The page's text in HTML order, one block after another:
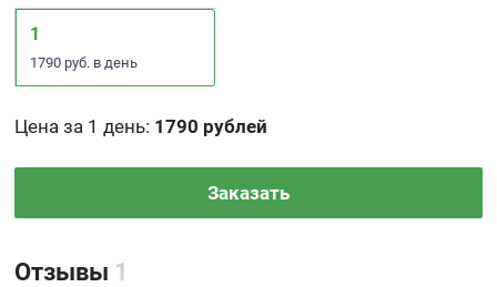
1
1790 руб. в день
Цена за 1 день: 1790 рублей
Заказать
Отзывы 1